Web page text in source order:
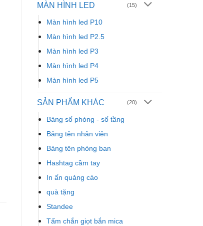
MÀN HÌNH LED (15)
Màn hình led P10
Màn hình led P2.5
Màn hình led P3
Màn hình led P4
Màn hình led P5
SẢN PHẨM KHÁC (20)
Bảng số phòng - số tầng
Bảng tên nhân viên
Bảng tên phòng ban
Hashtag cầm tay
In ấn quảng cáo
quà tặng
Standee
Tấm chắn giọt bắn mica